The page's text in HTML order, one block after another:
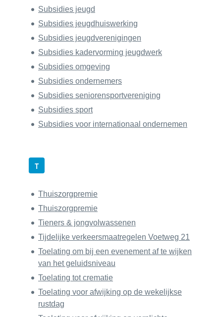
Subsidies jeugd
Subsidies jeugdhuiswerking
Subsidies jeugdverenigingen
Subsidies kadervorming jeugdwerk
Subsidies omgeving
Subsidies ondernemers
Subsidies seniorensportvereniging
Subsidies sport
Subsidies voor internationaal ondernemen
T
Thuiszorgpremie
Thuiszorgpremie
Tieners & jongvolwassenen
Tijdelijke verkeersmaatregelen Voetweg 21
Toelating om bij een evenement af te wijken
van het geluidsniveau
Toelating tot crematie
Toelating voor afwijking op de wekelijkse
rustdag